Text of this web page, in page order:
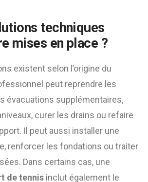
techniques
mises en place ?
existent selon l’origine du
peut reprendre les
évacuations supplémentaires,
curer les drains ou refaire
Il peut aussi installer une
renforcer les fondations ou traiter
Dans certains cas, une
de tennis inclut également le